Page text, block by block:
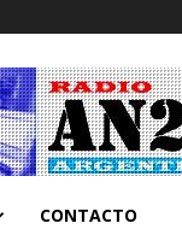
CONTACTO